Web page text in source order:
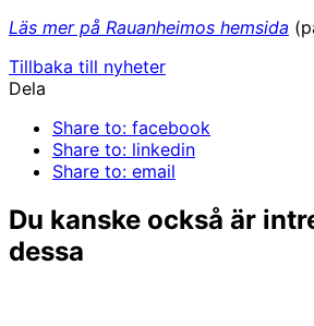
Läs mer på Rauanheimos hemsida
Tillbaka till nyheter
Dela
Share to: facebook
Share to: linkedin
Share to: email
Du kanske också är
dessa